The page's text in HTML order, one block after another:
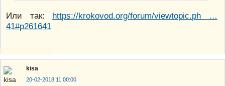
Или так: https://krokovod.org/forum/viewtopic.ph …
41#p261641
kisa
20-02-2018 11:00:00